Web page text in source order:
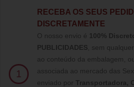
1
RECEBA OS SEUS
DISCRETAMENTE
O nosso envio é 100%
PUBLICIDADES , sem
ao conteúdo da embalagem,
associada ao mercado das
enviado por Transportadora,